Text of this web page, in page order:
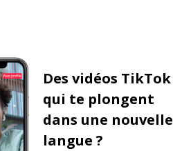
Des vidéos TikTok
qui te plongent
dans une nouvelle
langue ?